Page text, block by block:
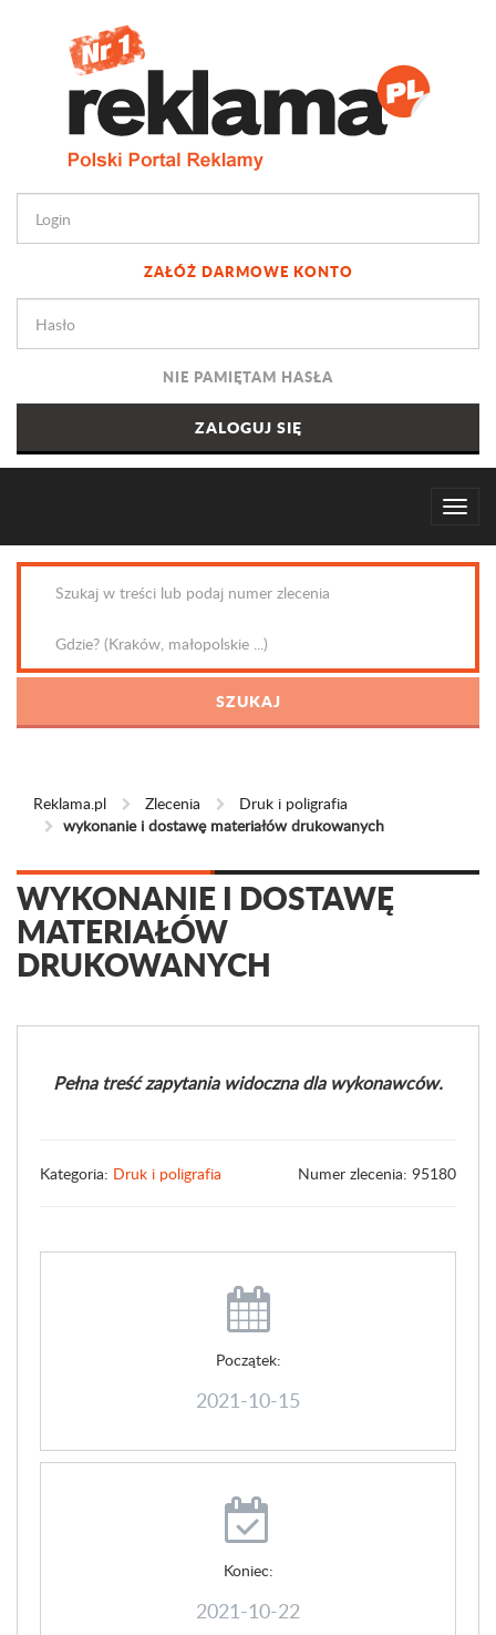
ZAŁÓŻ DARMOWE KONTO
NIE PAMIĘTAM HASŁA
Reklama.pl Zlecenia
Druk i poligrafia
wykonanie i dostawę materiałów drukowanych
WYKONANIE I DOSTAWĘ
MATERIAŁÓW
DRUKOWANYCH
Pełna treść zapytania widoczna dla wykonawców.
Kategoria: Druk i poligrafia Numer zlecenia: 95180
Początek:
2021-10-15
Koniec:
2021-10-22